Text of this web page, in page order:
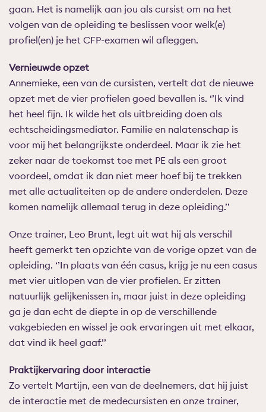
gaan. Het is namelijk aan jou als cursist om na het
volgen van de opleiding te beslissen voor welk(e)
profiel(en) je het CFP-examen wil afleggen.
Vernieuwde opzet
Annemieke, een van de cursisten, vertelt dat de nieuwe
opzet met de vier profielen goed bevallen is. ‘’Ik vind
het heel fijn. Ik wilde het als uitbreiding doen als
echtscheidingsmediator. Familie en nalatenschap is
voor mij het belangrijkste onderdeel. Maar ik zie het
zeker naar de toekomst toe met PE als een groot
voordeel, omdat ik dan niet meer hoef bij te trekken
met alle actualiteiten op de andere onderdelen. Deze
komen namelijk allemaal terug in deze opleiding.’’
Onze trainer, Leo Brunt, legt uit wat hij als verschil
heeft gemerkt ten opzichte van de vorige opzet van de
opleiding. ‘’In plaats van één casus, krijg je nu een casus
met vier uitlopen van de vier profielen. Er zitten
natuurlijk gelijkenissen in, maar juist in deze opleiding
ga je dan echt de diepte in op de verschillende
vakgebieden en wissel je ook ervaringen uit met elkaar,
dat vind ik heel gaaf.’’
Praktijkervaring door interactie
Zo vertelt Martijn, een van de deelnemers, dat hij juist
de interactie met de medecursisten en onze trainer,